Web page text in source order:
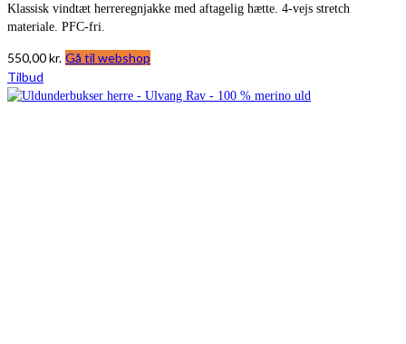
Klassisk vindtæt herreregnjakke med aftagelig hætte. 4-vejs stretch
materiale. PFC-fri.
550,00kr. Gå til webshop
Tilbud